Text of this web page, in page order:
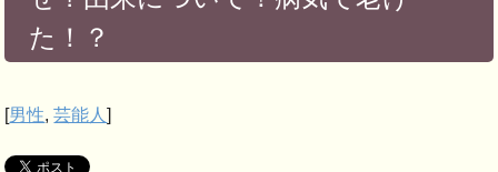
た！？
[男性,芸能人]